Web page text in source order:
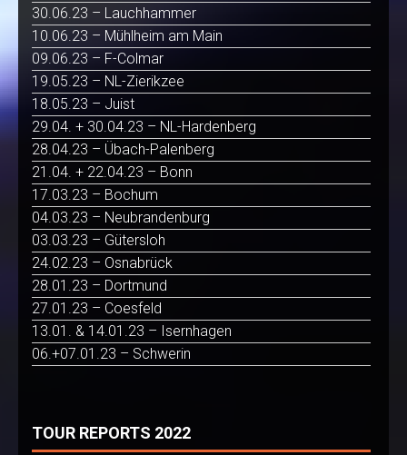
30.06.23 – Lauchhammer
10.06.23 – Mühlheim am Main
09.06.23 – F-Colmar
19.05.23 – NL-Zierikzee
18.05.23 – Juist
29.04. + 30.04.23 – NL-Hardenberg
28.04.23 – Übach-Palenberg
21.04. + 22.04.23 – Bonn
17.03.23 – Bochum
04.03.23 – Neubrandenburg
03.03.23 – Gütersloh
24.02.23 – Osnabrück
28.01.23 – Dortmund
27.01.23 – Coesfeld
13.01. & 14.01.23 – Isernhagen
06.+07.01.23 – Schwerin
TOUR REPORTS 2022